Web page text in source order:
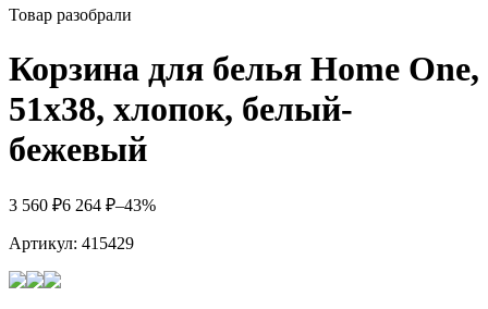
Товар разобрали
Корзина для белья Home One,
51х38, хлопок, белый-
бежевый
3 560 ₽6 264 ₽–43%
Артикул: 415429